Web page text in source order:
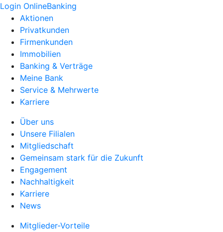
Login OnlineBanking
Aktionen
Privatkunden
Firmenkunden
Immobilien
Banking & Verträge
Meine Bank
Service & Mehrwerte
Karriere
Über uns
Unsere Filialen
Mitgliedschaft
Gemeinsam stark für die Zukunft
Engagement
Nachhaltigkeit
Karriere
News
Mitglieder-Vorteile